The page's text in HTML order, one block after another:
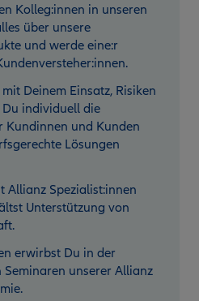
Kolleg:innen in unseren
über unsere
und werde eine:r
Deinem Einsatz, Risiken
individuell die
Kundinnen und Kunden
Lösungen
Allianz Spezialist:innen
Unterstützung von
erwirbst Du in der
Seminaren unserer Allianz